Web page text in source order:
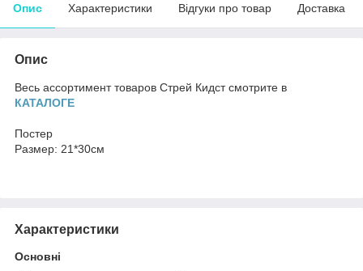
Опис Характеристики Відгуки про товар Доставка
Опис
Весь ассортимент товаров Стрей Кидст смотрите в
КАТАЛОГЕ
Постер
Размер: 21*30см
Характеристики
Основні